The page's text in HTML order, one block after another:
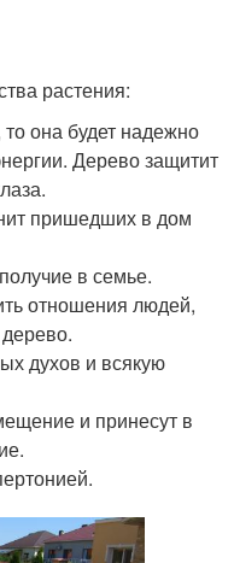
растения:
она будет надежно
Дерево защитит
пришедших в дом
в семье.
отношения людей,
духов и всякую
и принесут в